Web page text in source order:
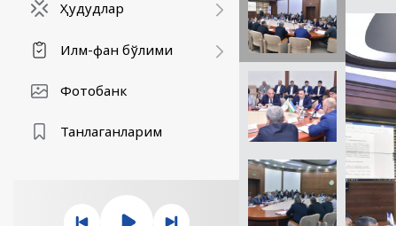
Ҳудудлар
Илм-фан бўлими
Фотобанк
Танлаганларим